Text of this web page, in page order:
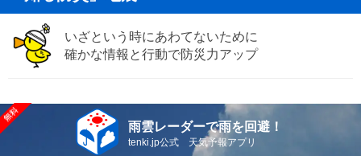
いざという時にあわてないために
確かな情報と行動で防災力アップ
雨雲レーダーで雨を回避！
tenki.jp公式 天気予報アプリ